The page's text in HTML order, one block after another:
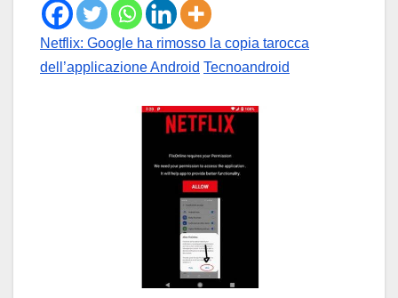
Netflix: Google ha rimosso la copia tarocca
dell’applicazione Android Tecnoandroid